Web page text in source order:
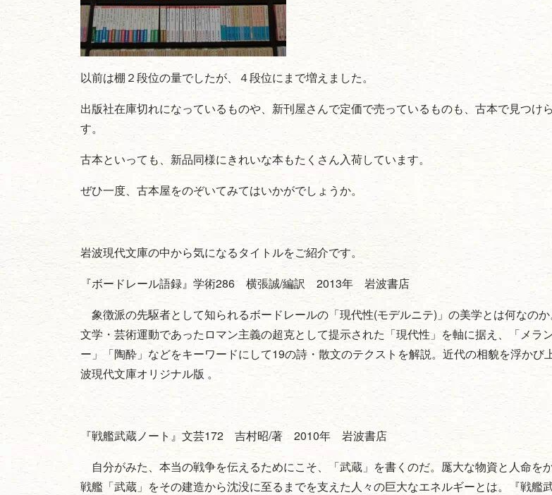
以前は棚２段位の量でしたが、４段位にまで増えました。
出版社在庫切れになっているものや、新刊屋さんで定価で売っているものも、古本で見つけ
す。
古本といっても、新品同様にきれいな本もたくさん入荷しています。
ぜひ一度、古本屋をのぞいてみてはいかがでしょうか。
岩波現代文庫の中から気になるタイトルをご紹介です。
『ボードレール語録』学術286 横張誠/編訳 2013年 岩波書店
象徴派の先駆者として知られるボードレールの「現代性(モデルニテ)」の美学とは何なの
文学・芸術運動であったロマン主義の超克として提示された「現代性」を軸に据え、「メラ
ー」「陶酔」などをキーワードにして19の詩・散文のテクストを解説。近代の相貌を浮かび
波現代文庫オリジナル版 。
『戦艦武蔵ノート』文芸172 吉村昭/著 2010年 岩波書店
自分がみた、本当の戦争を伝えるためにこそ、「武蔵」を書くのだ。厖大な物資と人命を
戦艦「武蔵」をその建造から沈没に至るまでを支えた人々の巨大なエネルギーとは。『戦艦